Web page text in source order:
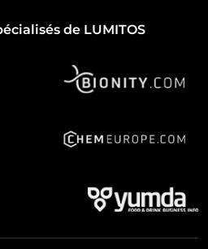
de LUMITOS